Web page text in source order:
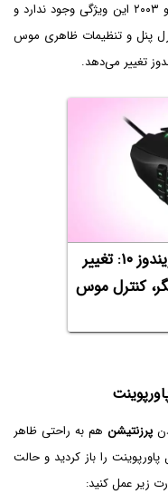
و ۲۰۰۳ این ویژگی وجود ندارد و
پنل و تنظیمات ظاهری موس
تغییر می‌دهد.
آموزش تنظیمات موس در ویندوز ۱۰: تغییر
کنترل موس
پرزنتیشنهم به راحتی ظاهر
را باز کردید و حالت
زیر عمل کنید: